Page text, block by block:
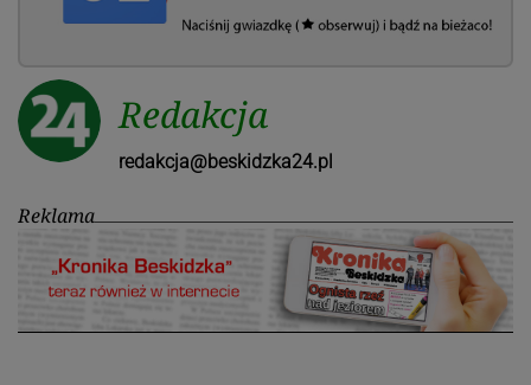
Redakcja
redakcja@beskidzka24.pl
Reklama